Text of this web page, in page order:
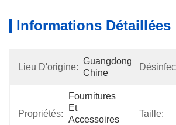
Informations Détaillées
Lieu D'origine:
Guangdong,
Chine
Propriétés:
Fournitures
Et
Accessoires
Taille: